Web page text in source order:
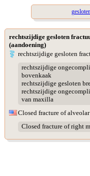
rechtszijdige gesloten
(aandoening)
rechtszijdige gesloten
rechtszijdige
bovenkaak
rechtszijdige gesloten
rechtszijdige
van maxilla
Closed fracture of
Closed fracture of right